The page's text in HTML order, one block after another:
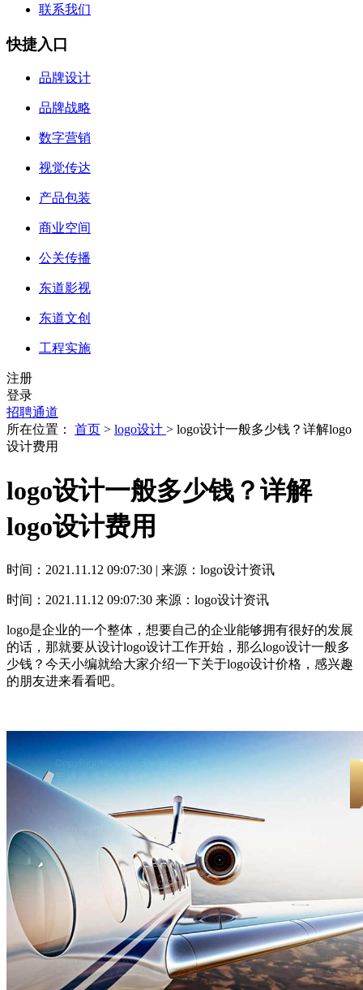
联系我们
快捷入口
品牌设计
品牌战略
数字营销
视觉传达
产品包装
商业空间
公关传播
东道影视
东道文创
工程实施
注册
登录
招聘通道
所在位置： 首页 > logo设计 > logo设计一般多少钱？详解logo
设计费用
logo设计一般多少钱？详解
logo设计费用
时间：2021.11.12 09:07:30 | 来源：logo设计资讯
时间：2021.11.12 09:07:30 来源：logo设计资讯
logo是企业的一个整体，想要自己的企业能够拥有很好的发展
的话，那就要从设计logo设计工作开始，那么logo设计一般多
少钱？今天小编就给大家介绍一下关于logo设计价格，感兴趣
的朋友进来看看吧。